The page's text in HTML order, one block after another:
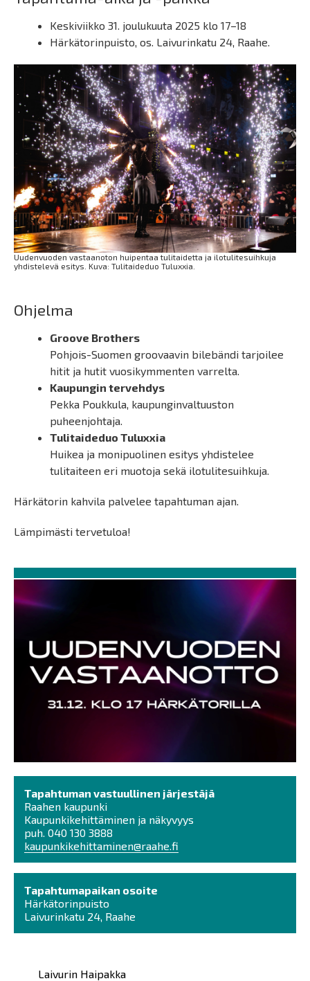
Päävalikko
Laivurin Haipakka
Keskiviikko 31. joulukuuta 2025 klo 17–18
Härkätorinpuisto, os. Laivurinkatu 24, Raahe.
Uudenvuoden vastaanoton huipentaa tulitaidetta ja ilotulitesuihkuja
yhdistelevä esitys. Kuva: Tulitaideduo Tuluxxia.
Ohjelma
Groove Brothers
Pohjois-Suomen groovaavin bilebändi tarjoilee
hitit ja hutit vuosikymmenten varrelta.
Kaupungin tervehdys
Pekka Poukkula, kaupunginvaltuuston
puheenjohtaja.
Tulitaideduo Tuluxxia
Huikea ja monipuolinen esitys yhdistelee
tulitaiteen eri muotoja sekä ilotulitesuihkuja.
Härkätorin kahvila palvelee tapahtuman ajan.
Lämpimästi tervetuloa!
Tapahtuman vastuullinen järjestäjä
Raahen kaupunki
Kaupunkikehittäminen ja näkyvyys
puh. 040 130 3888
kaupunkikehittaminen@raahe.fi
Tapahtumapaikan osoite
Härkätorinpuisto
Laivurinkatu 24, Raahe